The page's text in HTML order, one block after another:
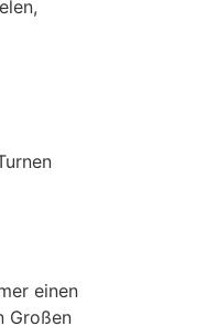
einen
Großen